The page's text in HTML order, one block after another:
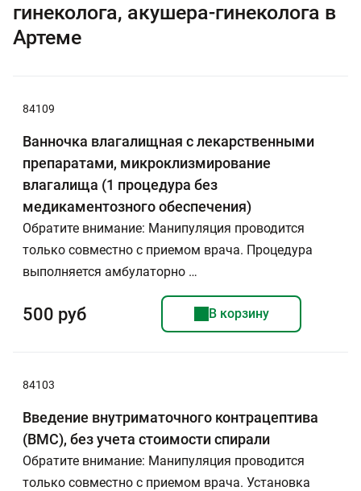
гинеколога, акушера-гинеколога в
Артеме
84109
Ванночка влагалищная с лекарственными
препаратами, микроклизмирование
влагалища (1 процедура без
медикаментозного обеспечения)
Обратите внимание: Манипуляция проводится
только совместно с приемом врача. Процедура
выполняется амбулаторно …
500 руб В корзину
84103
Введение внутриматочного контрацептива
(ВМС), без учета стоимости спирали
Обратите внимание: Манипуляция проводится
только совместно с приемом врача. Установка